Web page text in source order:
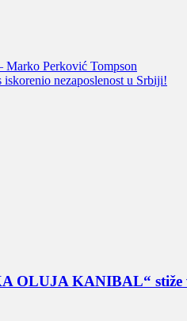
Marko Perković Tompson
iskorenio nezaposlenost u Srbiji!
OLUJA KANIBAL“ stiže